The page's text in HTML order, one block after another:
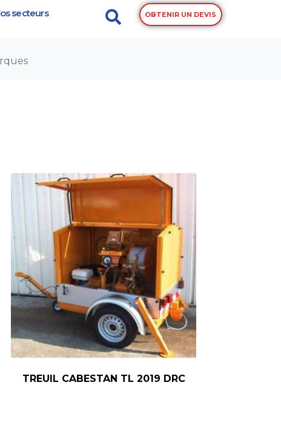
secteurs
OBTENIR UN DEVIS
TREUIL CABESTAN TL 2019 DRC